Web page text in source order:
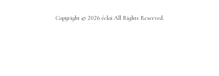
Copyright © 2026 éclai All Rights Reserved.